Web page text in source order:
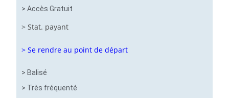
> Accès Gratuit
> Stat. payant
> Se rendre au point de départ
> Balisé
> Très fréquenté